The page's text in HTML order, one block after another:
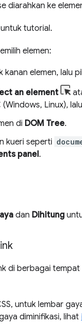
diarahkan ke
untuk tutorial.
elemen:
kanan elemen, lalu
an element
(Windows, Linux),
di DOM Tree.
kueri seperti
panel.
dan Dihitung
di berbagai
untuk lembar
diminifikasi, lihat